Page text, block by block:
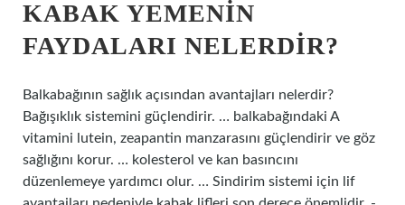
KABAK YEMENIN
FAYDALARI NELERDIR?
Balkabağının sağlık açısından avantajları nelerdir?
Bağışıklık sistemini güçlendirir. … balkabağındaki A
vitamini lutein, zeapantin manzarasını güçlendirir ve göz
sağlığını korur. … kolesterol ve kan basıncını
düzenlemeye yardımcı olur. … Sindirim sistemi için lif